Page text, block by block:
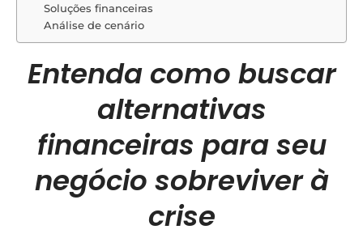
Soluções financeiras
Análise de cenário
Entenda como buscar
alternativas
financeiras para seu
negócio sobreviver à
crise